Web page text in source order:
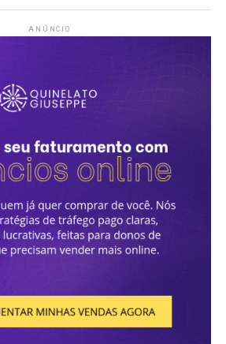
ANÚNCIO